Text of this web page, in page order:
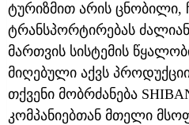
ტურიზმით არის
ტრანსპორტირებას
მართვის სისტემის
მიღებული აქვს
თქვენი მობრძანება
კომპანიებთან მთელი